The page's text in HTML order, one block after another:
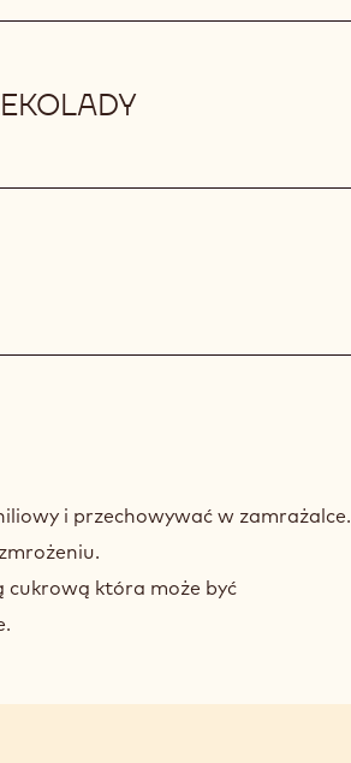
i przechowywać w zamrażalce.
cukrową która może być